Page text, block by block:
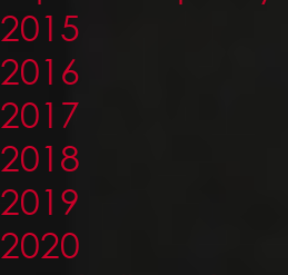
2015
2016
2017
2018
2019
2020